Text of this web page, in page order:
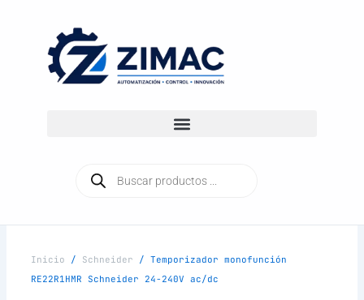
contenido
productos
Inicio / Schneider / Temporizador monofunción
RE22R1HMR Schneider 24-240V ac/dc